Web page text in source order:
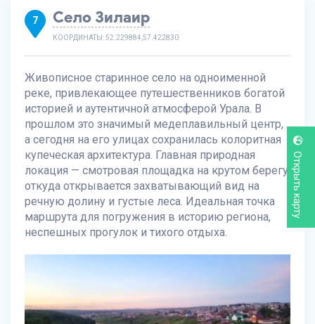
7 Село Зилаир
КООРДИНАТЫ: 52.229884,57.422830
Живописное старинное село на одноименной
реке, привлекающее путешественников богатой
историей и аутентичной атмосферой Урала. В
прошлом это значимый медеплавильный центр,
а сегодня на его улицах сохранилась колоритная
купеческая архитектура. Главная природная
локация — смотровая площадка на крутом берегу,
откуда открывается захватывающий вид на
речную долину и густые леса. Идеальная точка
маршрута для погружения в историю региона,
неспешных прогулок и тихого отдыха.
Открыть карту